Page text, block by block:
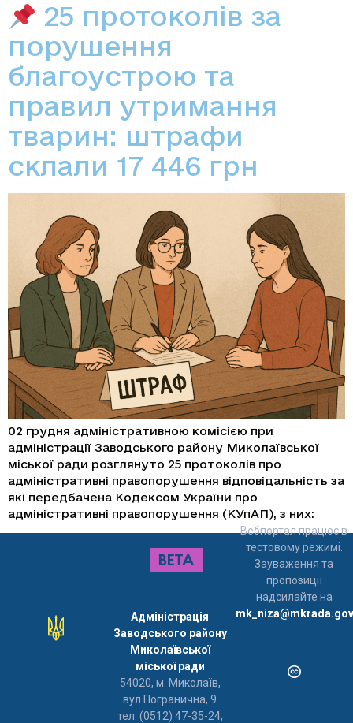
25 протоколів за
порушення
благоустрою та
правил утримання
тварин: штрафи
склали 17 446 грн
02 грудня адміністративною комісією при
адміністрації Заводського району Миколаївської
міської ради розглянуто 25 протоколів про
адміністративні правопорушення відповідальність за
які передбачена Кодексом України про
адміністративні правопорушення (КУпАП), з них:
Адміністрація
Заводського району
Миколаївської
міської ради
54020, м. Миколаїв,
вул Погранична, 9
тел. (0512) 47-35-24,
Вебпортал працює в
тестовому режимі.
Зауваження та
пропозиції
надсилайте на